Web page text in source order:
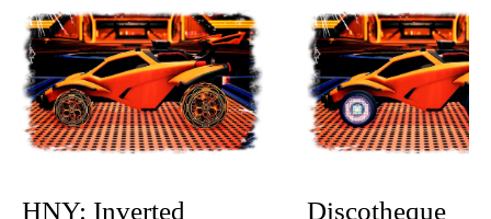
HNY: Inverted Discotheque